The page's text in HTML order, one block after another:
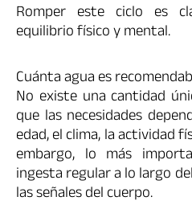
Romper este ciclo es
equilibrio físico y mental.
Cuánta agua es
No existe una cantidad
que las necesidades
edad, el clima, la actividad
embargo, lo más
ingesta regular a lo largo
las señales del cuerpo.